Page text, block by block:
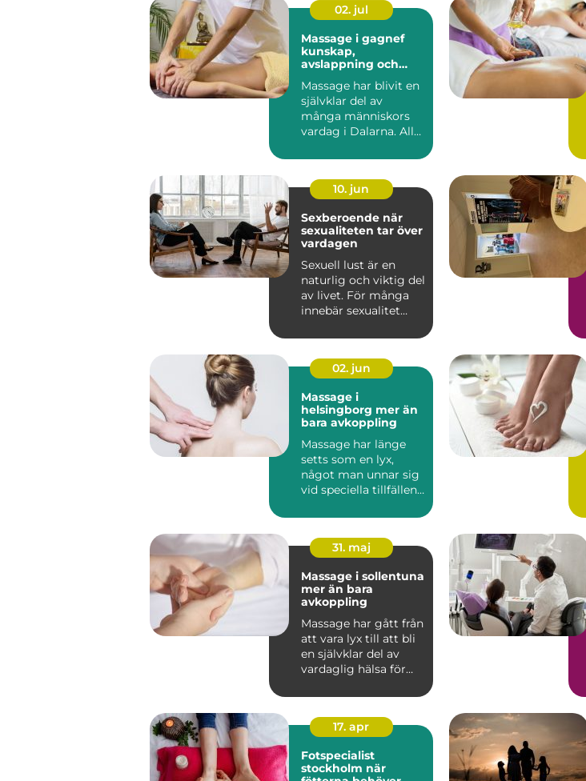
02. jul
Massage i gagnef
kunskap,
avslappning och
Massage har blivit en
självklar del av
många människors
vardag i Dalarna. Allt
...
10. jun
Sexberoende när
sexualiteten tar över
vardagen
Sexuell lust är en
naturlig och viktig del
av livet. För många
innebär sexualitet
02. jun
Massage i
helsingborg mer än
bara avkoppling
Massage har länge
setts som en lyx,
något man unnar sig
vid speciella tillfällen.
31. maj
Massage i sollentuna
mer än bara
avkoppling
Massage har gått från
att vara lyx till att bli
en självklar del av
vardaglig hälsa för
17. apr
Fotspecialist
stockholm när